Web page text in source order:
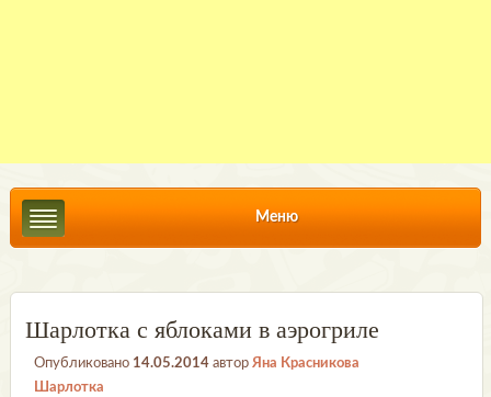
Меню
Шарлотка с яблоками в аэрогриле
Опубликовано 14.05.2014 авторЯна Красникова
Шарлотка